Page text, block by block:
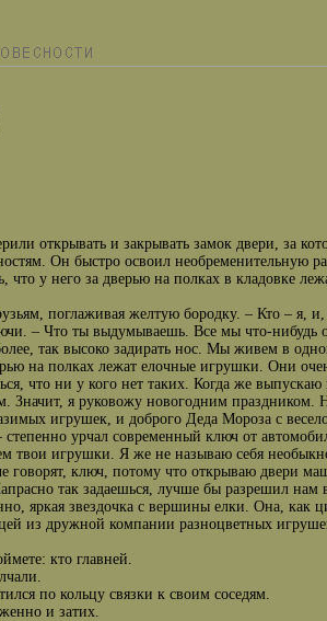
открывать и закрывать замок двери, за
Он быстро освоил необременительную
что у него за дверью на полках в кладовке
поглаживая желтую бородку. – Кто – я, и,
– Что ты выдумываешь. Все мы что-нибудь
так высоко задирать нос. Мы живем в
на полках лежат елочные игрушки. Они
что ни у кого нет таких. Когда же
Значит, я руковожу новогодним праздником.
игрушек, и доброго Деда Мороза с
степенно урчал современный ключ от
твои игрушки. Я же не называю себя
ключ, потому что открываю двери
так задаешься, лучше бы разрешил нам
яркая звездочка с вершины елки. Она, как
из дружной компании разноцветных
кто главней.
по кольцу связки к своим соседям.
и затих.